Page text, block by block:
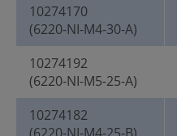
10274170
(6220-NI-M4-30-A)
10274192
(6220-NI-M5-25-A)
10274182